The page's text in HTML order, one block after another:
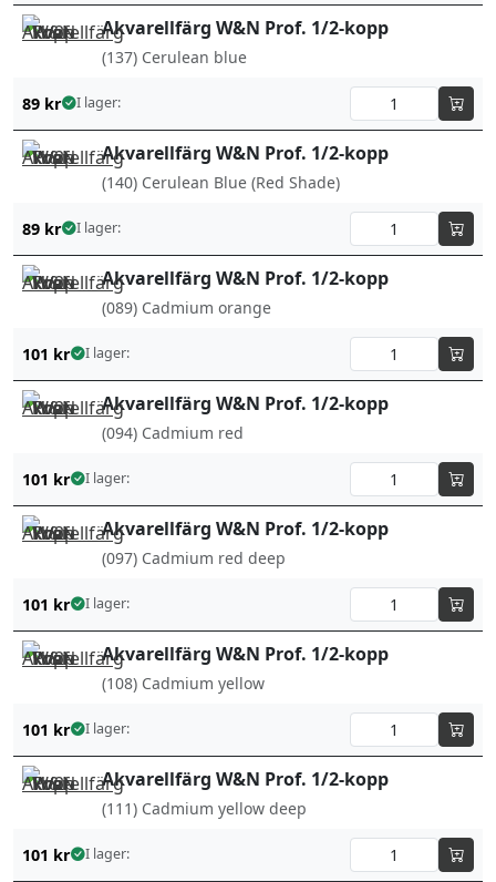
Akvarellfärg W&N Prof. 1/2-kopp
(137) Cerulean blue
89 kr I lager:
Akvarellfärg W&N Prof. 1/2-kopp
(140) Cerulean Blue (Red Shade)
89 kr I lager:
Akvarellfärg W&N Prof. 1/2-kopp
(089) Cadmium orange
101 kr I lager:
Akvarellfärg W&N Prof. 1/2-kopp
(094) Cadmium red
101 kr I lager:
Akvarellfärg W&N Prof. 1/2-kopp
(097) Cadmium red deep
101 kr I lager:
Akvarellfärg W&N Prof. 1/2-kopp
(108) Cadmium yellow
101 kr I lager:
Akvarellfärg W&N Prof. 1/2-kopp
(111) Cadmium yellow deep
101 kr I lager: